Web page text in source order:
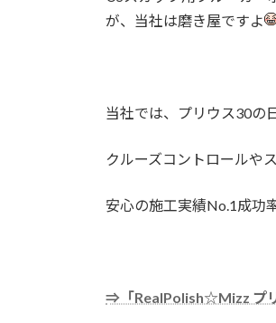
が、当社は磨き屋ですよ
当社では、プリウス30の
クルーズコントロールや
安心の施工実績No.1成功
⇒「RealPolish☆Mizz プ